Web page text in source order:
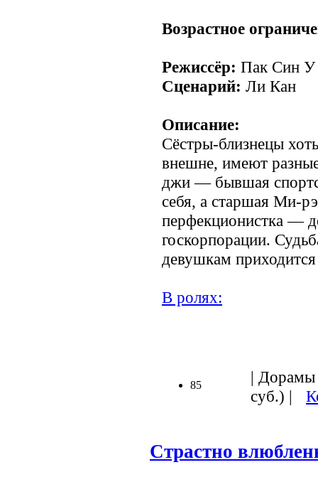
Возрастное
Режиссёр: Пак Син У
Сценарий: Ли Кан
Описание:
Сёстры-близнецы
внешне, имеют
джи — бывшая
себя, а старшая Ми-
перфекционистка —
госкорпорации.
девушкам
В ролях:
85
| Дорамы
суб.) |
Страстно